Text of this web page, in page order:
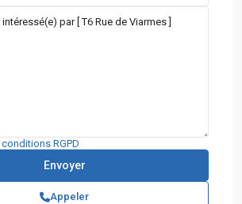
conditions RGPD
Appeler